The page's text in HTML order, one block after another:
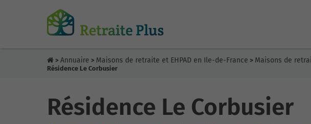
> Annuaire > Maisons de retraite et EHPAD en Ile-de-France > Maisons de
Résidence Le Corbusier
Résidence Le Corbusier